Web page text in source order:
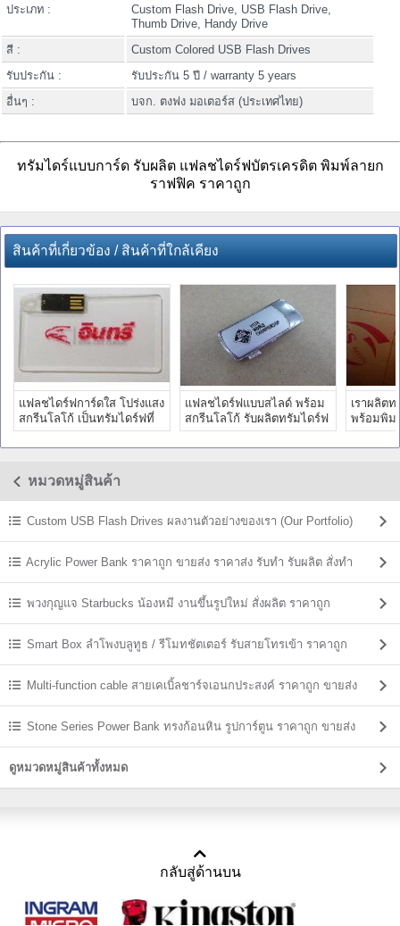
ประเภท :
Custom Flash Drive, USB Flash Drive,
Thumb Drive, Handy Drive
สี :
Custom Colored USB Flash Drives
รับประกัน :
รับประกัน 5 ปี / warranty 5 years
อื่นๆ :
บจก. ตงฟง มอเตอร์ส (ประเทศไทย)
ทรัมไดร์แบบการ์ด รับผลิต แฟลชไดร์ฟบัตรเครดิต พิมพ์ลายก
ราฟฟิค ราคาถูก
สินค้าที่เกี่ยวข้อง / สินค้าที่ใกล้เคียง
แฟลชไดร์ฟการ์ดใส โปร่งแสง
สกรีนโลโก้ เป็นทรัมไดร์ฟที่
บางเบา ผลิตราคาส่ง
แฟลชไดร์ฟแบบสไลด์ พร้อม
สกรีนโลโก้ รับผลิตทรัมไดร์ฟ
พลาสติก ติดโลโก้
เราผลิต
พร้อมพิม
ทำ แฟลช
หมวดหมู่สินค้า
Custom USB Flash Drives ผลงานตัวอย่างของเรา (Our Portfolio)
Acrylic Power Bank ราคาถูก ขายส่ง ราคาส่ง รับทำ รับผลิต สั่งทำ
พวงกุญแจ Starbucks น้องหมี งานขึ้นรูปใหม่ สั่งผลิต ราคาถูก
Smart Box ลำโพงบลูทูธ / รีโมทชัตเตอร์ รับสายโทรเข้า ราคาถูก
Multi-function cable สายเคเบิ้ลชาร์จเอนกประสงค์ ราคาถูก ขายส่ง
Stone Series Power Bank ทรงก้อนหิน รูปการ์ตูน ราคาถูก ขายส่ง
ดูหมวดหมู่สินค้าทั้งหมด
กลับสู่ด้านบน